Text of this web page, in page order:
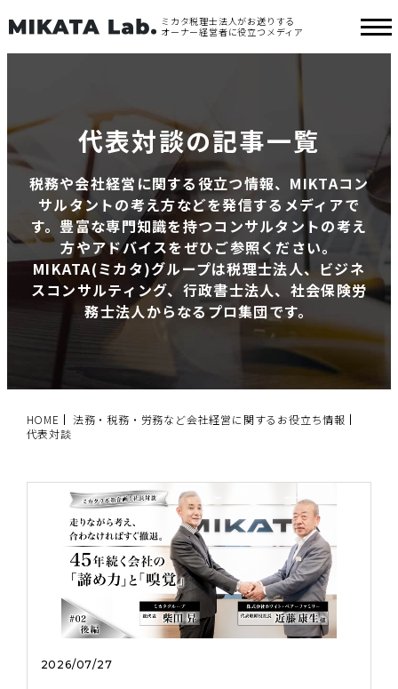
ミカタ税理士法人がお送りする
オーナー経営者に役立つメディア
代表対談の記事一覧
税務や会社経営に関する役立つ情報、MIKTAコン
サルタントの考え方などを発信するメディアで
す。豊富な専門知識を持つコンサルタントの考え
方やアドバイスをぜひご参照ください。
MIKATA(ミカタ)グループは税理士法人、ビジネ
スコンサルティング、行政書士法人、社会保険労
務士法人からなるプロ集団です。
HOME
法務・税務・労務など会社経営に関するお役立ち情報
代表対談
2026/07/27